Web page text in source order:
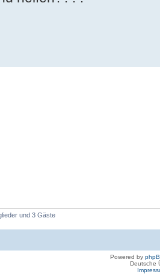
und 3 Gäste
Powered by
Deutsche